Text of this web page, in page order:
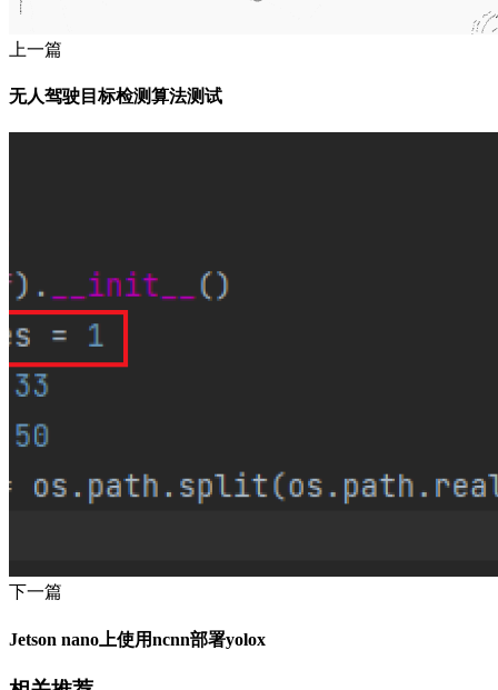
上一篇
无人驾驶目标检测算法测试
下一篇
Jetson nano上使用ncnn部署yolox